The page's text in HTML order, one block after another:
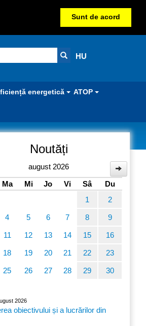
Sunt de acord
HU
energetică ATOP
Noutăți
august 2026
Ma Mi Jo Vi Sâ
Du
1
2
4 5 6 7 8 9
11 12 13 14 15 16
18 19 20 21 22 23
25 26 27 28 29 30
2026
obiectivului și a lucrărilor din